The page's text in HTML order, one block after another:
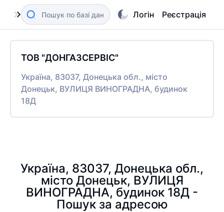
Логін Реєстрація
ТОВ "ДОНГАЗСЕРВІС"
Україна, 83037, Донецька обл., місто
Донецьк, ВУЛИЦЯ ВИНОГРАДНА, будинок
18Д
Україна, 83037, Донецька обл.,
місто Донецьк, ВУЛИЦЯ
ВИНОГРАДНА, будинок 18Д -
Пошук за адресою